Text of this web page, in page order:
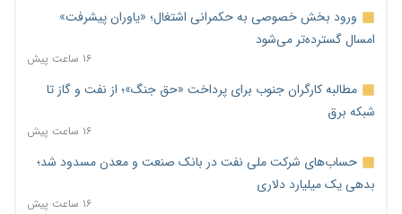
ورود بخش خصوصی به حکمرانی اشتغال؛ «یاوران پیشرفت»
امسال گسترده‌تر می‌شود
۱۶ ساعت پیش
مطالبه کارگران جنوب برای پرداخت «حق جنگ»؛ از نفت و گاز تا
شبکه برق
۱۶ ساعت پیش
حساب‌های شرکت ملی نفت در بانک صنعت و معدن مسدود شد؛
بدهی یک میلیارد دلاری
۱۶ ساعت پیش